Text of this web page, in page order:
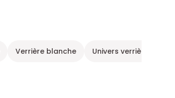
Verrière blanche Univers verrière